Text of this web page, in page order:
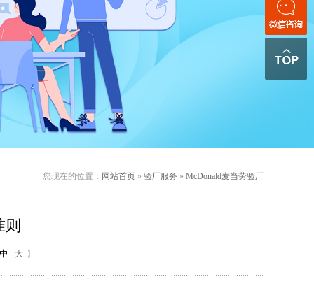
您现在的位置： 网站首页 » 验厂服务 » McDonald麦当劳验厂
中 大 】